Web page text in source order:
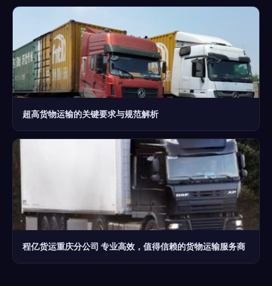
超高货物运输的关键要求与规范解析
程亿货运重庆分公司 专业高效，值得信赖的货物运输服务商